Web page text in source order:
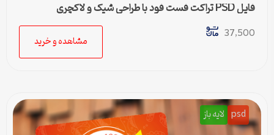
فایل PSD تراکت فست فود با طراحی شیک و لاکچری
37,500
مشاهده و خرید
psd لایه باز